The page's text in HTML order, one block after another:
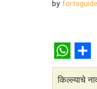
by fortsguide
W
h
S
h
किल्ल्याचे